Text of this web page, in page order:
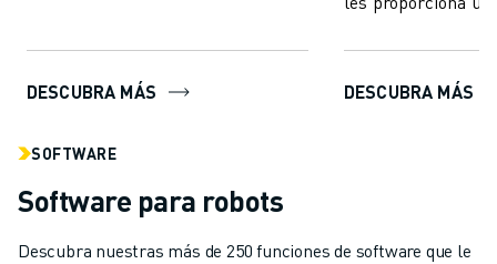
DESCUBRA MÁS
a...
DESCUBRA MÁS
SOFTWARE
Software para robots
Descubra nuestras más de 250 funciones de software que le